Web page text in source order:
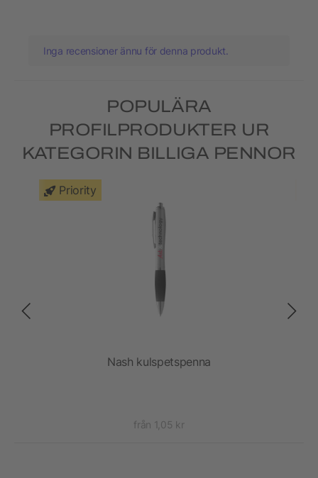
Inga recensioner ännu för denna produkt.
POPULÄRA
PROFILPRODUKTER UR
KATEGORIN BILLIGA PENNOR
Priority
Nash kulspetspenna
från 1,05 kr